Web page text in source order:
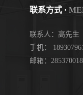
联系方式 ·
联系人：高先生
手机：
邮箱：